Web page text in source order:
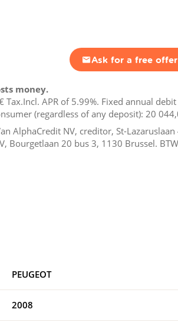
Ask for a free offer
money.
Tax.Incl. APR of 5.99%. Fixed annual
(regardless of any deposit): 20
AlphaCredit NV, creditor, St-
Bourgetlaan 20 bus 3, 1130 Brussel.
PEUGEOT
2008